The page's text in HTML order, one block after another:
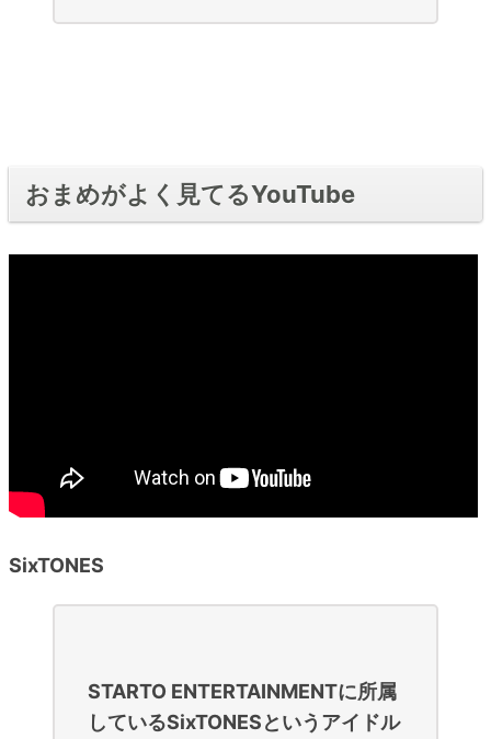
おまめがよく見てるYouTube
SixTONES
STARTO ENTERTAINMENTに所属
しているSixTONESというアイドル